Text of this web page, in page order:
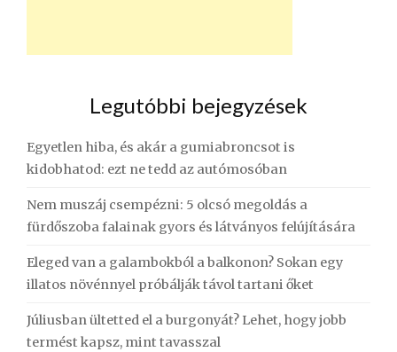
Legutóbbi bejegyzések
Egyetlen hiba, és akár a gumiabroncsot is
kidobhatod: ezt ne tedd az autómosóban
Nem muszáj csempézni: 5 olcsó megoldás a
fürdőszoba falainak gyors és látványos felújítására
Eleged van a galambokból a balkonon? Sokan egy
illatos növénnyel próbálják távol tartani őket
Júliusban ültetted el a burgonyát? Lehet, hogy jobb
termést kapsz, mint tavasszal